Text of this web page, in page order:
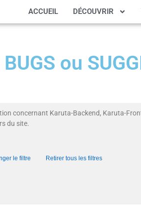
ACCUEIL DÉCOUVRIR
ou
concernant Karuta-Backend, Karuta-
du site.
le filtre Retirer tous les filtres